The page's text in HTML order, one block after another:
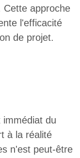
Cette approche
l'efficacité
de projet.
immédiat du
à la réalité
n'est peut-être